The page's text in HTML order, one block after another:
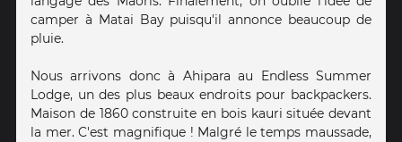
camper à Matai Bay puisqu'il annonce beaucoup de
pluie.
Nous arrivons donc à Ahipara au Endless Summer
Lodge, un des plus beaux endroits pour backpackers.
Maison de 1860 construite en bois kauri située devant
la mer. C'est magnifique ! Malgré le temps maussade,